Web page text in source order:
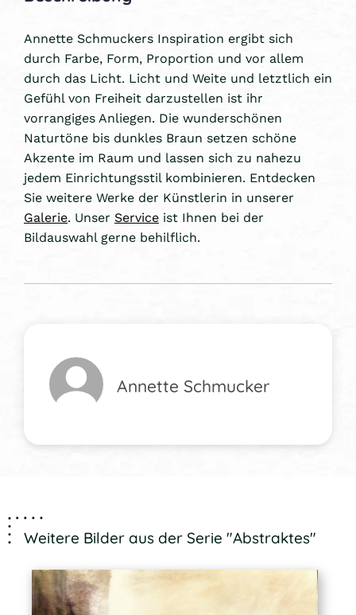
Annette Schmuckers Inspiration ergibt sich
durch Farbe, Form, Proportion und vor allem
durch das Licht. Licht und Weite und letztlich ein
Gefühl von Freiheit darzustellen ist ihr
vorrangiges Anliegen. Die wunderschönen
Naturtöne bis dunkles Braun setzen schöne
Akzente im Raum und lassen sich zu nahezu
jedem Einrichtungsstil kombinieren. Entdecken
Sie weitere Werke der Künstlerin in unserer
Galerie. Unser Service ist Ihnen bei der
Bildauswahl gerne behilflich.
Annette Schmucker
Weitere Bilder aus der Serie "Abstraktes"